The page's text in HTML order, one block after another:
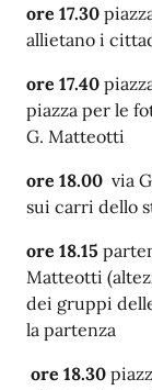
ore 17.30
allietano i
ore 17.40
piazza per le
G. Matteotti
ore 18.00 via
sui carri dello
ore 18.15
Matteotti
dei gruppi
la partenza
ore 18.30